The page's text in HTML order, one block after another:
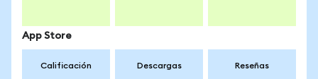
App Store
Calificación Descargas Reseñas